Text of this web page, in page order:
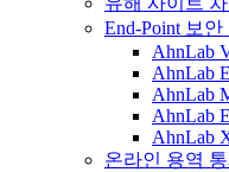
End-Point 보안
AhnLab
AhnLab
AhnLab
AhnLab
AhnLab
온라인 용역